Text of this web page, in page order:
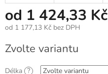
od 1 424,33 Kč
od 1 177,13 Kč bez DPH
cena:
Zvolte variantu
Délka ?